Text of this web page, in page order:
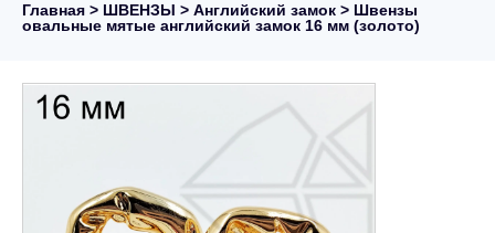
Главная > ШВЕНЗЫ > Английский замок > Швензы
овальные мятые английский замок 16 мм (золото)